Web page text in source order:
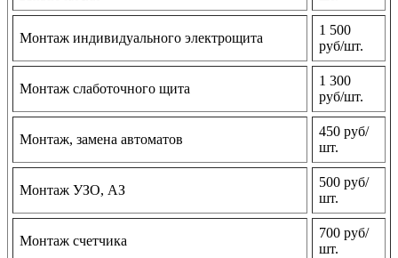
Монтаж индивидуального электрощита
1 500
руб/шт.
Монтаж слаботочного щита
1 300
руб/шт.
Монтаж, замена автоматов
450 руб/
шт.
Монтаж УЗО, АЗ
500 руб/
шт.
Монтаж счетчика
700 руб/
шт.